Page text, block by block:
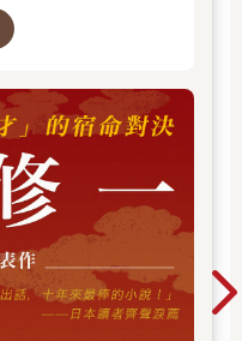
話中告訴潘恩。
續嗎？」
之家。孩子們如同往常在